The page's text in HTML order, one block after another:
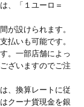
、「１ユーロ＝
が設けられます。
払いも可能です。
。一部店舗によっ
ざいますのでご注
、換算レートに従
クーナ貨現金を銀